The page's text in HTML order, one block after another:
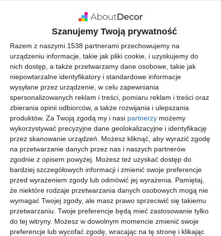
Szanujemy Twoją prywatność
Razem z naszymi 1538 partnerami przechowujemy na
urządzeniu informacje, takie jak pliki cookie, i uzyskujemy do
nich dostęp, a także przetwarzamy dane osobowe, takie jak
niepowtarzalne identyfikatory i standardowe informacje
wysyłane przez urządzenie, w celu zapewniania
spersonalizowanych reklam i treści, pomiaru reklam i treści oraz
zbierania opinii odbiorców, a także rozwijania i ulepszania
produktów. Za Twoją zgodą my i nasi partnerzy możemy
wykorzystywać precyzyjne dane geolokalizacyjne i identyfikację
przez skanowanie urządzeń. Możesz kliknąć, aby wyrazić zgodę
na przetwarzanie danych przez nas i naszych partnerów
zgodnie z opisem powyżej. Możesz też uzyskać dostęp do
bardziej szczegółowych informacji i zmienić swoje preferencje
przed wyrażeniem zgody lub odmówić jej wyrażenia.
Pamiętaj,
że niektóre rodzaje przetwarzania danych osobowych mogą nie
wymagać Twojej zgody, ale masz prawo sprzeciwić się takiemu
przetwarzaniu. Twoje preferencje będą mieć zastosowanie tylko
do tej witryny. Możesz w dowolnym momencie zmienić swoje
preferencje lub wycofać zgodę, wracając na tę stronę i klikając
PROJEKT
Dom jednorodzinny w
zabudowie bliźniaczej
Koszalin
Projekt wnętrza parteru w Koszalinie. Wnętrze niezwykle
nowoczesne i z wyrafinowaniem. Dekoracyjne tapety oraz
nowoczesne oświetlenie nadają elegancji. Całość zamknięta
POKAŻ WIĘCEJ
AUTOR: ArchDesign